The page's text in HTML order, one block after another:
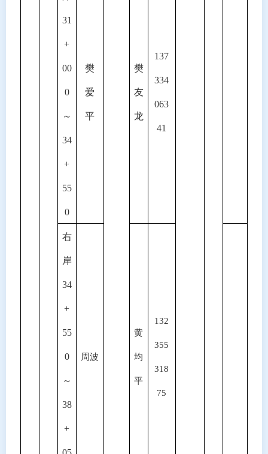
31
+
00
0
～
34
+
55
0
樊
爱
平
樊
友
龙
137
334
063
41
右
岸
34
+
55
0
～
38
+
周波
黄
均
平
132
355
318
75